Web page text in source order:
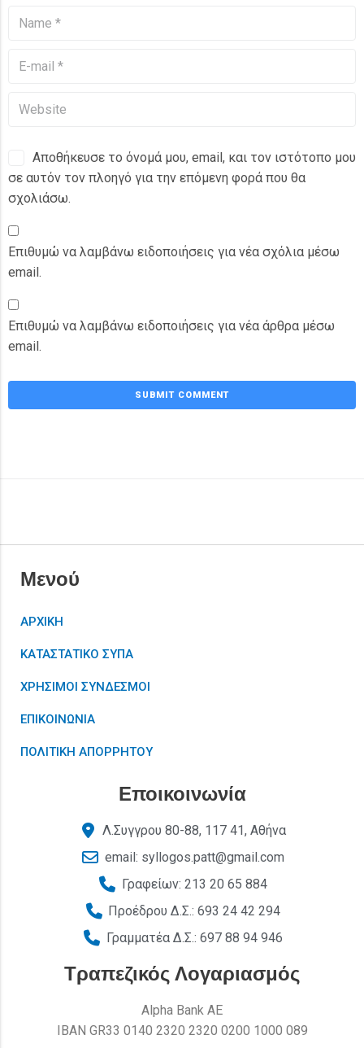
Αποθήκευσε το όνομά μου, email, και τον ιστότοπο μου
σε αυτόν τον πλοηγό για την επόμενη φορά που θα
σχολιάσω.
Επιθυμώ να λαμβάνω ειδοποιήσεις για νέα σχόλια μέσω
email.
Επιθυμώ να λαμβάνω ειδοποιήσεις για νέα άρθρα μέσω
email.
Μενού
ΑΡΧΙΚΗ
ΚΑΤΑΣΤΑΤΙΚΟ ΣΥΠΑ
ΧΡΗΣΙΜΟΙ ΣΥΝΔΕΣΜΟΙ
ΕΠΙΚΟΙΝΩΝΙΑ
ΠΟΛΙΤΙΚΗ ΑΠΟΡΡΗΤΟΥ
Εποικοινωνία
Λ.Συγγρου 80-88, 117 41, Αθήνα
email: syllogos.patt@gmail.com
Γραφείων: 213 20 65 884
Προέδρου Δ.Σ.: 693 24 42 294
Γραμματέα Δ.Σ.: 697 88 94 946
Τραπεζικός Λογαριασμός
Alpha Bank AE
ΙΒΑΝ GR33 0140 2320 2320 0200 1000 089